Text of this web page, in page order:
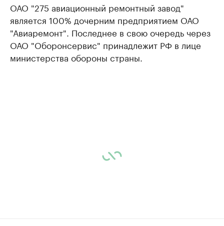
ОАО "275 авиационный ремонтный завод"
является 100% дочерним предприятием ОАО
"Авиаремонт". Последнее в свою очередь через
ОАО "Оборонсервис" принадлежит РФ в лице
министерства обороны страны.